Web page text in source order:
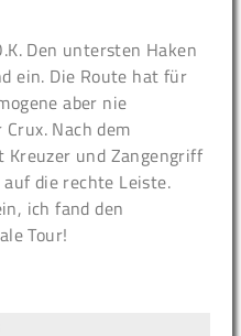
Den untersten Haken
ein. Die Route hat für
aber nie
Nach dem
Kreuzer und Zangengriff
die rechte Leiste.
ich fand den
Tour!